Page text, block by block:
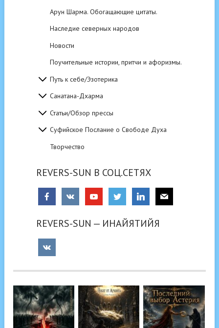
Арун Шарма. Обогащающие цитаты.
Наследие северных народов
Новости
Поучительные истории, притчи и афоризмы.
Путь к себе/Эзотерика
Санатана-Дхарма
Статьи/Обзор прессы
Суфийское Послание о Свободе Духа
Творчество
REVERS-SUN В СОЦ.СЕТЯХ
REVERS-SUN — ИНАЙЯТИЙЯ